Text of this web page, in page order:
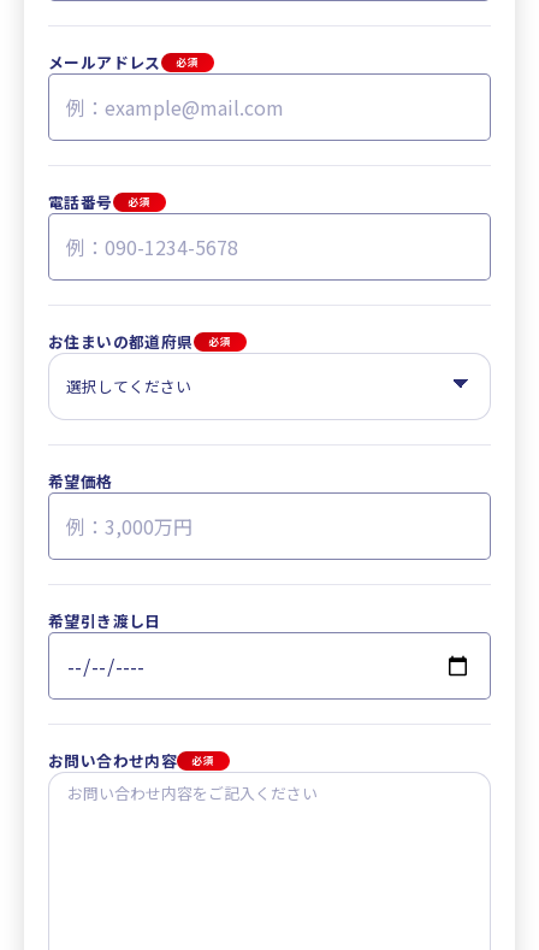
メールアドレス 必須
電話番号 必須
お住まいの都道府県 必須
希望価格
希望引き渡し日
お問い合わせ内容 必須